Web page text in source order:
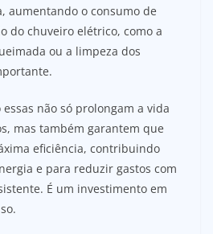
aumentando o consumo de
do chuveiro elétrico, como a
ou a limpeza dos
essas não só prolongam a vida
mas também garantem que
eficiência, contribuindo
e para reduzir gastos com
É um investimento em